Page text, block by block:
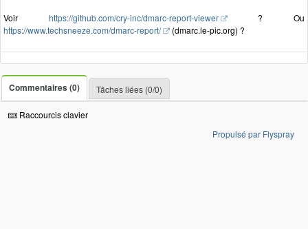
Voir https://github.com/cry-inc/dmarc-report-viewer
? Ou
https://www.techsneeze.com/dmarc-report/
(dmarc.le-pic.org) ?
Commentaires (0) Tâches liées (0/0)
Raccourcis clavier
Propulsé par Flyspray